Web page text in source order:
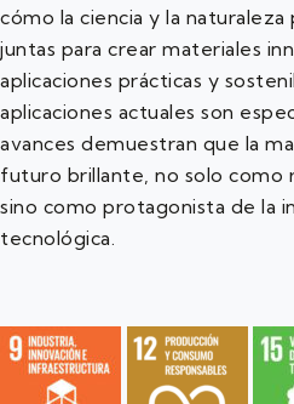
cómo la ciencia y la
juntas para crear materiales
aplicaciones prácticas y
aplicaciones actuales son
avances demuestran que la
futuro brillante, no solo como
sino como protagonista de la
tecnológica.